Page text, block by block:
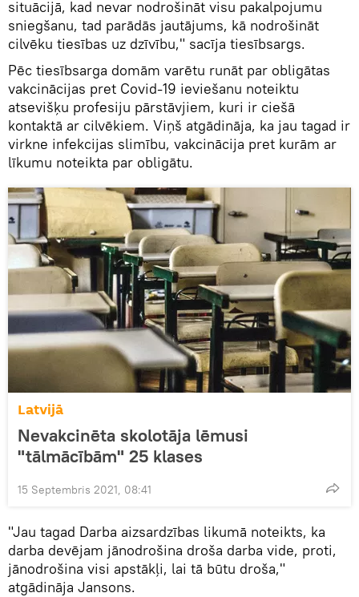
situācijā, kad nevar nodrošināt visu pakalpojumu
sniegšanu, tad parādās jautājums, kā nodrošināt
cilvēku tiesības uz dzīvību," sacīja tiesībsargs.
Pēc tiesībsarga domām varētu runāt par obligātas
vakcinācijas pret Covid-19 ieviešanu noteiktu
atsevišķu profesiju pārstāvjiem, kuri ir ciešā
kontaktā ar cilvēkiem. Viņš atgādināja, ka jau tagad ir
virkne infekcijas slimību, vakcinācija pret kurām ar
līkumu noteikta par obligātu.
Latvijā
Nevakcinēta skolotāja lēmusi
"tālmācībām" 25 klases
15 Septembris 2021, 08:41
"Jau tagad Darba aizsardzības likumā noteikts, ka
darba devējam jānodrošina droša darba vide, proti,
jānodrošina visi apstākļi, lai tā būtu droša,"
atgādināja Jansons.